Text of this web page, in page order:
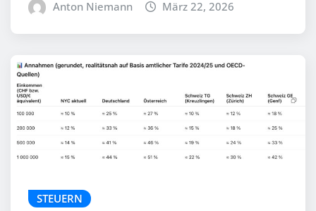
Anton Niemann März 22, 2026
STEUERN